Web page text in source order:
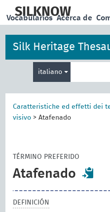
main
SILKNOW
Vocabularios Acerca de
Silk Heritage
italiano
Caratteristiche ed effetti dei
visivo >Atafenado
TÉRMINO PREFERIDO
Atafenado
DEFINICIÓN